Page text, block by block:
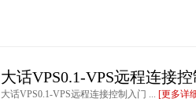
大话VPS0.1-VPS远程连接
大话VPS0.1-VPS远程连接控制入门 ... [更多详